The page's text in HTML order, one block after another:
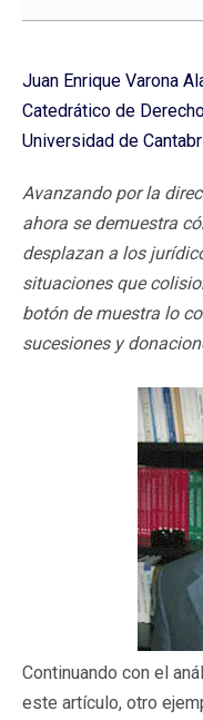
Juan Enrique Varona
Catedrático de
Universidad de
Avanzando por la
ahora se demuestra
desplazan a los
situaciones que
botón de muestra lo
sucesiones y
Continuando con el
este artículo, otro